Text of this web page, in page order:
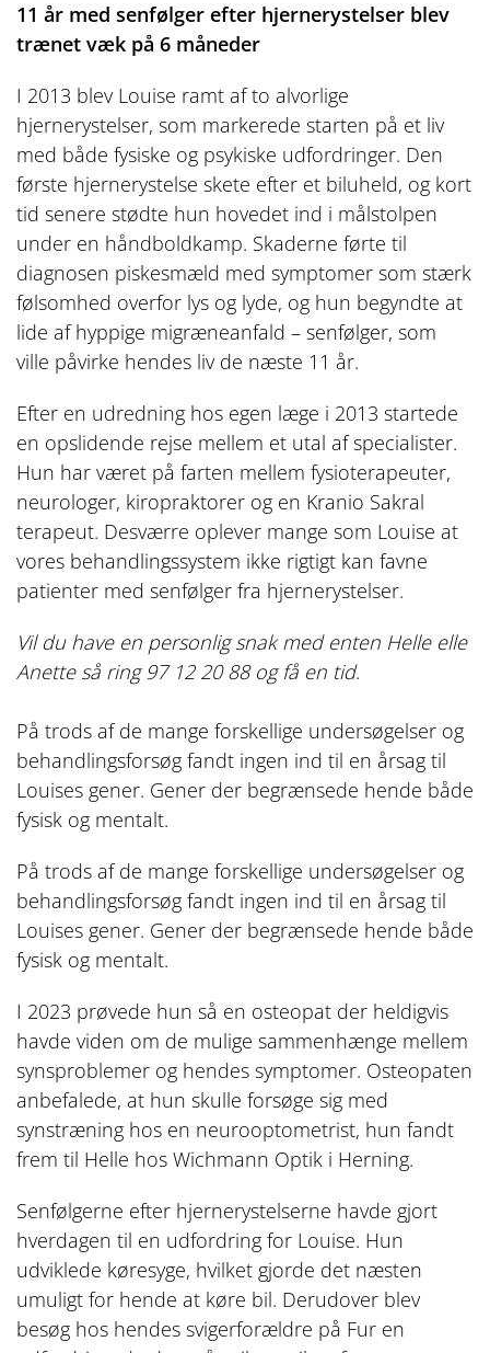
11 år med senfølger efter hjernerystelser blev
trænet væk på 6 måneder
I 2013 blev Louise ramt af to alvorlige
hjernerystelser, som markerede starten på et liv
med både fysiske og psykiske udfordringer. Den
første hjernerystelse skete efter et biluheld, og kort
tid senere stødte hun hovedet ind i målstolpen
under en håndboldkamp. Skaderne førte til
diagnosen piskesmæld med symptomer som stærk
følsomhed overfor lys og lyde, og hun begyndte at
lide af hyppige migræneanfald – senfølger, som
ville påvirke hendes liv de næste 11 år.
Efter en udredning hos egen læge i 2013 startede
en opslidende rejse mellem et utal af specialister.
Hun har været på farten mellem fysioterapeuter,
neurologer, kiropraktorer og en Kranio Sakral
terapeut. Desværre oplever mange som Louise at
vores behandlingssystem ikke rigtigt kan favne
patienter med senfølger fra hjernerystelser.
Vil du have en personlig snak med enten Helle elle
Anette så ring 97 12 20 88 og få en tid.
På trods af de mange forskellige undersøgelser og
behandlingsforsøg fandt ingen ind til en årsag til
Louises gener. Gener der begrænsede hende både
fysisk og mentalt.
På trods af de mange forskellige undersøgelser og
behandlingsforsøg fandt ingen ind til en årsag til
Louises gener. Gener der begrænsede hende både
fysisk og mentalt.
I 2023 prøvede hun så en osteopat der heldigvis
havde viden om de mulige sammenhænge mellem
synsproblemer og hendes symptomer. Osteopaten
anbefalede, at hun skulle forsøge sig med
synstræning hos en neurooptometrist, hun fandt
frem til Helle hos Wichmann Optik i Herning.
Senfølgerne efter hjernerystelserne havde gjort
hverdagen til en udfordring for Louise. Hun
udviklede køresyge, hvilket gjorde det næsten
umuligt for hende at køre bil. Derudover blev
besøg hos hendes svigerforældre på Fur en